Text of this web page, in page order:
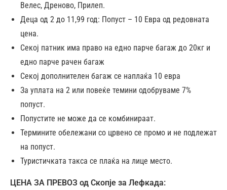
Велес, Дреново, Прилеп.
Деца од 2 до 11,99 год: Попуст – 10 Евра од редовната
цена.
Секој патник има право на едно парче багаж до 20кг и
едно парче рачен багаж
Секој дополнителен багаж се наплаќа 10 евра
За уплата на 2 или повеќе темини одобруваме 7%
попуст.
Попустите не може да се комбинираат.
Термините обележани со црвено се промо и не подлежат
на попуст.
Туристичката такса се плаќа на лице место.
ЦЕНА ЗА ПРЕВОЗ од Скопје за Лефкада: